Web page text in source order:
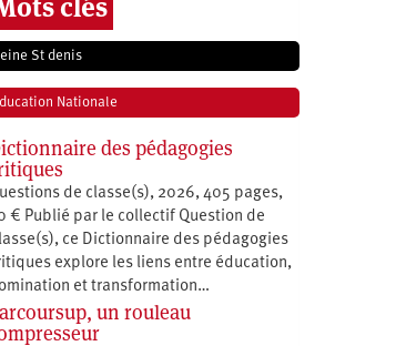
clés
St denis
Nationale
des pédagogies
de classe(s), 2026, 405 pages,
€ Publié par le collectif Question de
ce Dictionnaire des pédagogies
explore les liens entre éducation,
et transformation…
un rouleau